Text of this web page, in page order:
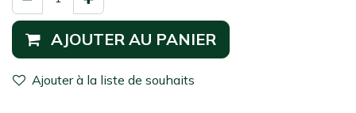
AJOUTER AU PANIER
Ajouter à la liste de souhaits